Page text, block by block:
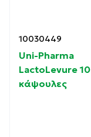
10030449
Uni-Pharma
LactoLevure 10
κάψουλες